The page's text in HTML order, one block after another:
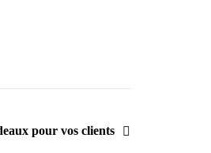
pour vos clients